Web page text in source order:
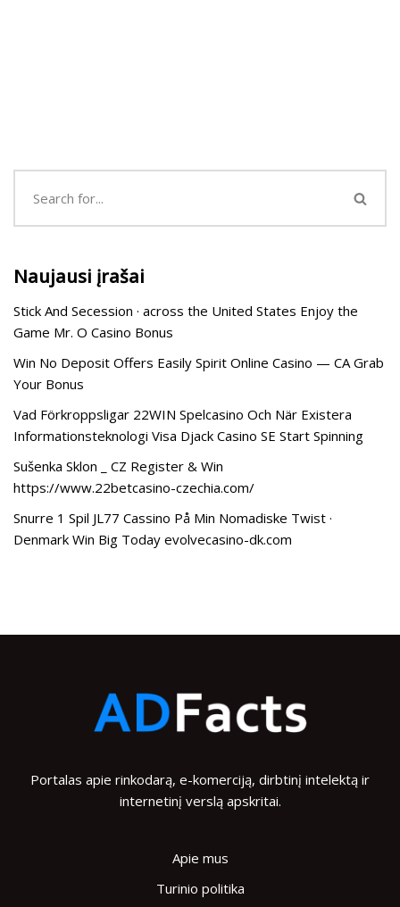
Naujausi įrašai
Stick And Secession · across the United States Enjoy the
Game Mr. O Casino Bonus
Win No Deposit Offers Easily Spirit Online Casino — CA Grab
Your Bonus
Vad Förkroppsligar 22WIN Spelcasino Och När Existera
Informationsteknologi Visa Djack Casino SE Start Spinning
Sušenka Sklon _ CZ Register & Win
https://www.22betcasino-czechia.com/
Snurre 1 Spil JL77 Cassino På Min Nomadiske Twist ·
Denmark Win Big Today evolvecasino-dk.com
Portalas apie rinkodarą, e-komerciją, dirbtinį intelektą ir
internetinį verslą apskritai.
Apie mus
Turinio politika